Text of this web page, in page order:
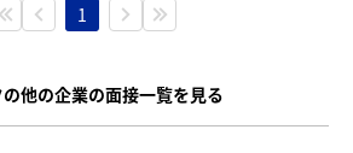
1
他の企業の面接一覧を見る